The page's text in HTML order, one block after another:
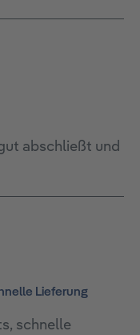
abschließt und
Lieferung
schnelle